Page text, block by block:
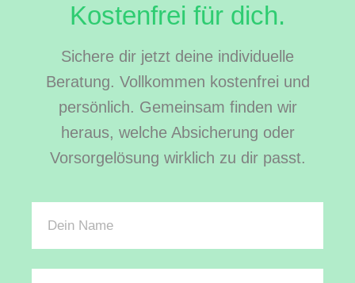
Kostenfrei für dich.
Sichere dir jetzt deine individuelle
Beratung. Vollkommen kostenfrei und
persönlich. Gemeinsam finden wir
heraus, welche Absicherung oder
Vorsorgelösung wirklich zu dir passt.